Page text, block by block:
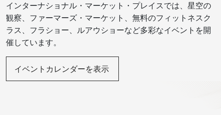
インターナショナル・マーケット・プレイスでは、星空の
観察、ファーマーズ・マーケット、無料のフィットネスク
ラス、フラショー、ルアウショーなど多彩なイベントを開
催しています。
イベントカレンダーを表示